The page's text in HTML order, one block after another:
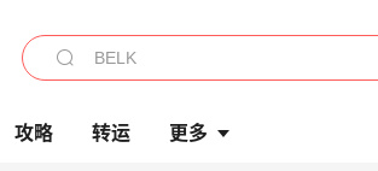
攻略 转运 更多